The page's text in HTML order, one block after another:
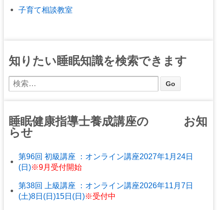
子育て相談教室
知りたい睡眠知識を検索できます
睡眠健康指導士養成講座の お知
らせ
第96回 初級講座 ：オンライン講座2027年1月24日
(日)※9月受付開始
第38回 上級講座 ：オンライン講座2026年11月7日
(土)8日(日)15日(日)※受付中